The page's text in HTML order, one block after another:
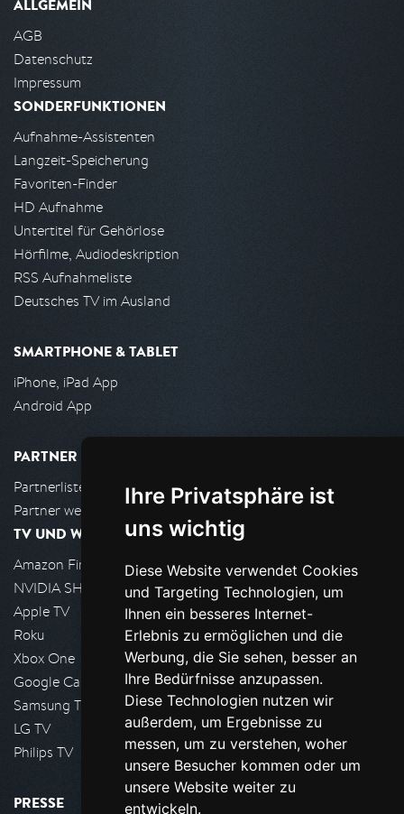
Ihre Privatsphäre ist
uns wichtig
Diese Website verwendet Cookies
und Targeting Technologien, um
Ihnen ein besseres Internet-
Erlebnis zu ermöglichen und die
Werbung, die Sie sehen, besser an
Ihre Bedürfnisse anzupassen.
Diese Technologien nutzen wir
außerdem, um Ergebnisse zu
messen, um zu verstehen, woher
unsere Besucher kommen oder um
unsere Website weiter zu
entwickeln.
ALLGEMEIN
AGB
Datenschutz
Impressum
SONDERFUNKTIONEN
Aufnahme-Assistenten
Langzeit-Speicherung
Favoriten-Finder
HD Aufnahme
Untertitel für Gehörlose
Hörfilme, Audiodeskription
RSS Aufnahmeliste
Deutsches TV im Ausland
SMARTPHONE & TABLET
iPhone, iPad App
Android App
PARTNER
Partnerliste
Partner werden
TV UND WOHNZIMMER
Amazon FireTV
NVIDIA SHIELD, Google TV
Apple TV
Roku
Xbox One
Google Cast
Samsung TV
LG TV
Philips TV
PRESSE